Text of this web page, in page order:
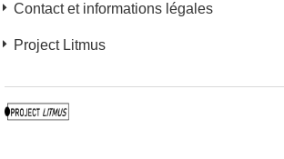
Contact et informations légales
Project Litmus